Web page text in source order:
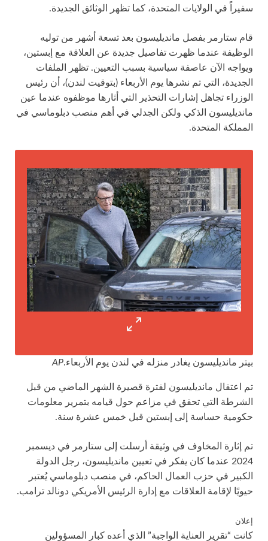
سفيراً في الولايات المتحدة، كما تظهر الوثائق الجديدة.
قام ستارمر بفصل مانديليسون بعد تسعة أشهر من توليه
الوظيفة عندما ظهرت تفاصيل جديدة عن العلاقة مع إبستين،
ويواجه الآن عاصفة سياسية بسبب التعيين. تظهر الملفات
الجديدة، التي تم نشرها يوم الأربعاء (بتوقيت لندن)، أن رئيس
الوزراء تجاهل إشارات التحذير التي أثارها موظفوه عندما عين
مانديليسون الذكي ولكن الجدلي في أهم منصب دبلوماسي في
المملكة المتحدة.
بيتر مانديليسون يغادر منزله في لندن يوم الأربعاء.AP
تم اعتقال مانديليسون لفترة قصيرة الشهر الماضي من قبل
الشرطة التي تحقق في مزاعم حول قيامه بتمرير معلومات
حكومية حساسة إلى إبستين قبل خمس عشرة سنة.
تم إثارة المخاوف في وثيقة أرسلت إلى ستارمر في ديسمبر
2024 عندما كان يفكر في تعيين مانديليسون، رجل الدولة
الكبير في حزب العمال الحاكم، في منصب دبلوماسي يُعتبر
حيويًا لإقامة العلاقات مع إدارة الرئيس الأمريكي دونالد ترامب.
إعلان
كانت “تقرير العناية الواجبة” الذي أعده كبار المسؤولين